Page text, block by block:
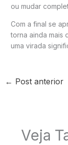
ou mudar
Com a final se
torna ainda
uma virada
← Post anterior
Veja